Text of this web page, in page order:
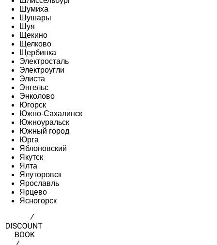
Шумиха
Шушары
Шуя
Щекино
Щелково
Щербинка
Электросталь
Электроугли
Элиста
Энгельс
Энколово
Югорск
Южно-Сахалинск
Южноуральск
Южный город
Юрга
Яблоновский
Якутск
Ялта
Ялуторовск
Ярославль
Ярцево
Ясногорск